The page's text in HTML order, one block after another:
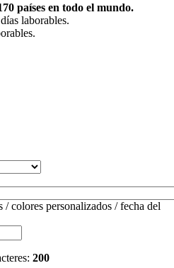
países en todo el mundo.
laborables.
colores personalizados / fecha del
200